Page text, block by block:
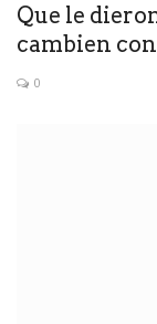
Que le
cambien
0